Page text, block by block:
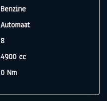
Benzine
Automaat
8
4900 cc
0 Nm